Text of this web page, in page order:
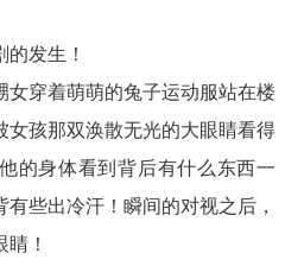
发生！
女穿着萌萌的兔子运动服站在楼
女孩那双涣散无光的大眼睛看得
的身体看到背后有什么东西一
些出冷汗！瞬间的对视之后，
！